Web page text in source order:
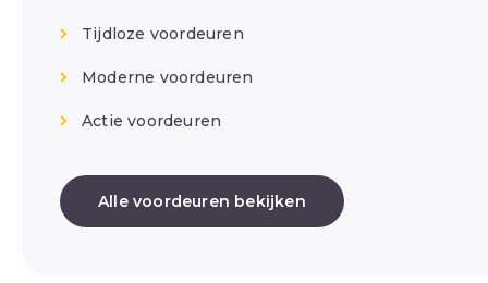
Tijdloze voordeuren
Moderne voordeuren
Actie voordeuren
Alle voordeuren bekijken